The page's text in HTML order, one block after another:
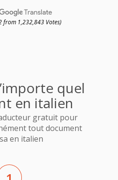
from 1,232,843 Votes)
quel
en italien
gratuit pour
tout document
en italien